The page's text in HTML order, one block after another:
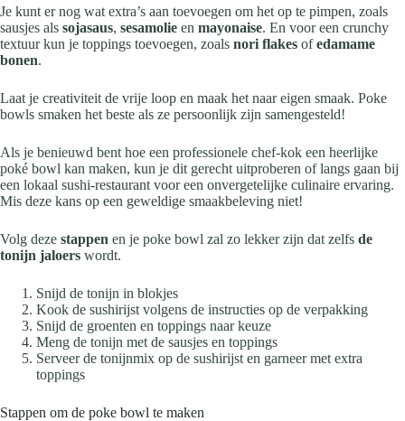
Je kunt er nog wat extra’s aan toevoegen om het op te pimpen, zoals
sausjes als sojasaus, sesamolie en mayonaise. En voor een crunchy
textuur kun je toppings toevoegen, zoals nori flakes ofedamame
bonen.
Laat je creativiteit de vrije loop en maak het naar eigen smaak. Poke
bowls smaken het beste als ze persoonlijk zijn samengesteld!
Als je benieuwd bent hoe een professionele chef-kok een heerlijke
poké bowl kan maken, kun je dit gerecht uitproberen of langs gaan bij
een lokaal sushi-restaurant voor een onvergetelijke culinaire ervaring.
Mis deze kans op een geweldige smaakbeleving niet!
Volg deze stappen en je poke bowl zal zo lekker zijn dat zelfs de
tonijn jaloers wordt.
Snijd de tonijn in blokjes
Kook de sushirijst volgens de instructies op de verpakking
Snijd de groenten en toppings naar keuze
Meng de tonijn met de sausjes en toppings
Serveer de tonijnmix op de sushirijst en garneer met extra
toppings
Stappen om de poke bowl te maken